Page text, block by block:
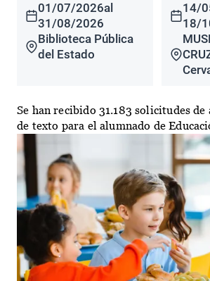
01/07/2026al
31/08/2026
Biblioteca Pública
del Estado
14/
18/
Se han recibido 31.183 solicitudes
de texto para el alumnado de